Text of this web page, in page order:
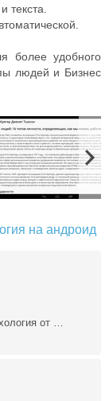
более удобного
людей и Бизнес
на андроид
от …